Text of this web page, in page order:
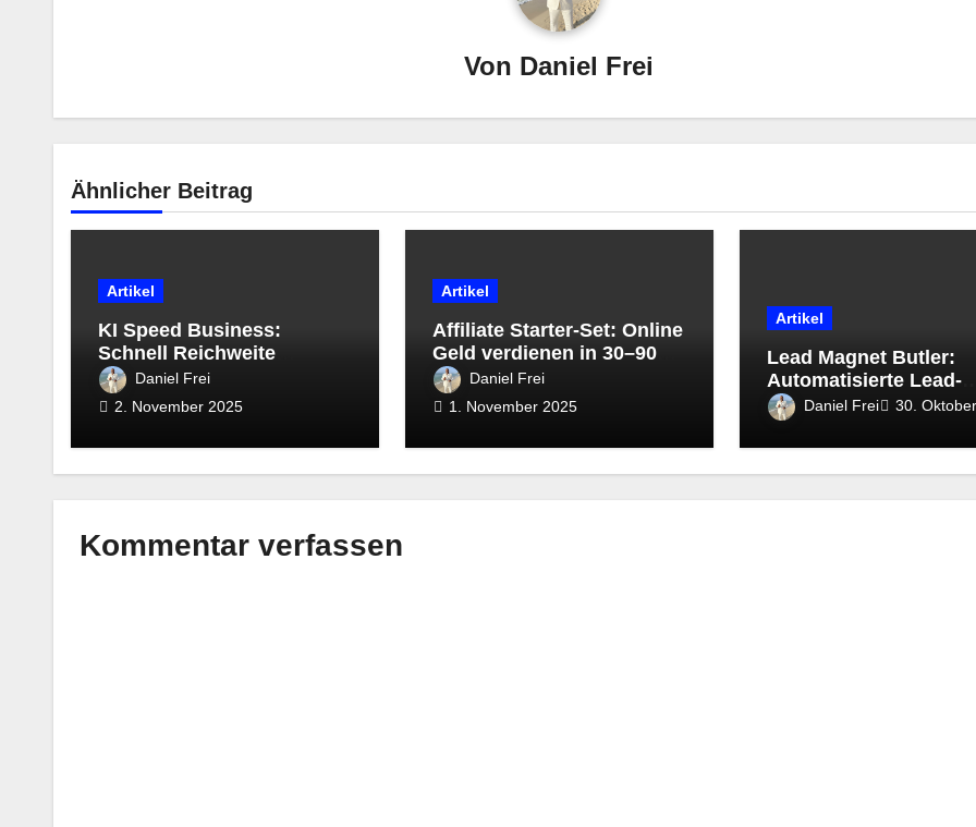
Von Daniel Frei
Ähnlicher Beitrag
Artikel
KI Speed Business:
Schnell Reichweite
aufbauen und
monetarisieren
Daniel Frei
2. November 2025
Artikel
Affiliate Starter-Set: Online
Geld verdienen in 30–90
TagenDaniel Frei
1. November 2025
Artikel
Lead Magnet Butler:
Automatisierte Lead-
Generierung meistern
Daniel Frei 30.
Kommentar verfassen